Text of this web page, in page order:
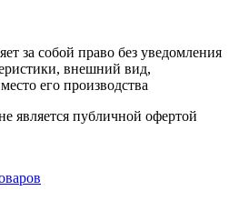
за собой право без уведомления
внешний вид,
его производства
является публичной офертой